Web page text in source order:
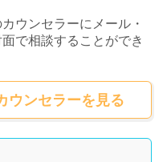
ウンセラーにメール・
で相談することができ
ウンセラーを見る